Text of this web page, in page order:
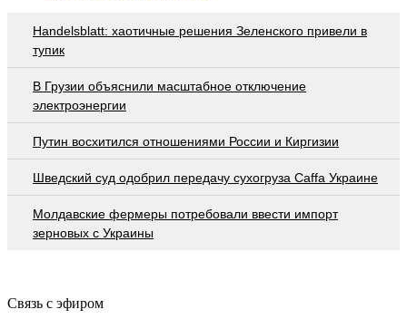
Handelsblatt: хаотичные решения Зеленского привели в
тупик
В Грузии объяснили масштабное отключение
электроэнергии
Путин восхитился отношениями России и Киргизии
Шведский суд одобрил передачу сухогруза Caffa Украине
Молдавские фермеры потребовали ввести импорт
зерновых с Украины
Связь с эфиром